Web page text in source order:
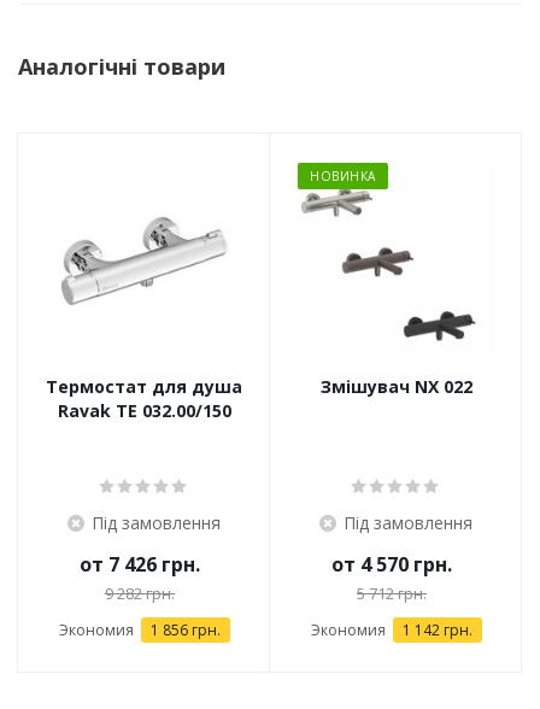
Аналогічні товари
Термостат для душа
Ravak TE 032.00/150
Під замовлення
от 7 426 грн.
9 282 грн.
Экономия 1 856 грн.
НОВИНКА
Змішувач NX 022
Під замовлення
от 4 570 грн.
5 712 грн.
Экономия 1 142 грн.